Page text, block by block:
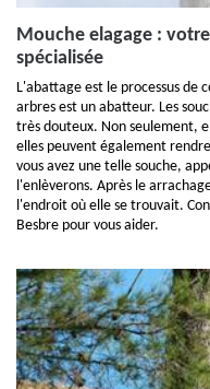
Mouche elagage :
spécialisée
L'abattage est le processus de
arbres est un abatteur. Les
très douteux. Non seulement,
elles peuvent également
vous avez une telle souche,
l'enlèverons. Après le
l'endroit où elle se trouvait.
Besbre pour vous aider.